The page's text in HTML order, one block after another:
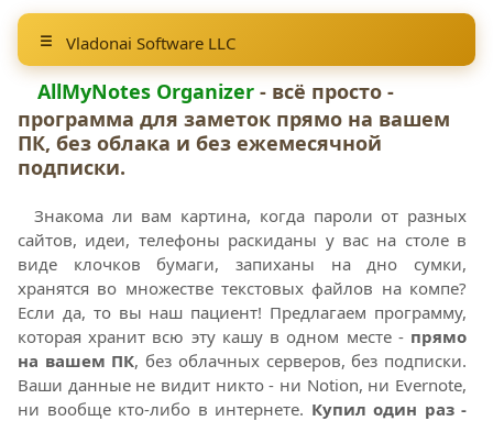
Vladonai Software LLC
AllMyNotes Organizer - всё просто -
программа для заметок прямо на вашем
ПК, без облака и без ежемесячной
подписки.
Знакома ли вам картина, когда пароли от разных
сайтов, идеи, телефоны раскиданы у вас на столе в
виде клочков бумаги, запиханы на дно сумки,
хранятся во множестве текстовых файлов на компе?
Если да, то вы наш пациент! Предлагаем программу,
которая хранит всю эту кашу в одном месте - прямо
на вашем ПК, без облачных серверов, без подписки.
Ваши данные не видит никто - ни Notion, ни Evernote,
ни вообще кто-либо в интернете. Купил один раз -